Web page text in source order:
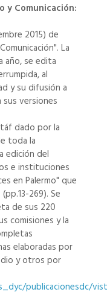
y Comunicación:
2015) de
La
año, se edita
al
y su difusión a
sus versiones
dado por la
toda la
edición del
e instituciones
en Palermo" que
269). Se
de sus 220
comisiones y la
elaboradas por
y otros por
publicacionesdc/